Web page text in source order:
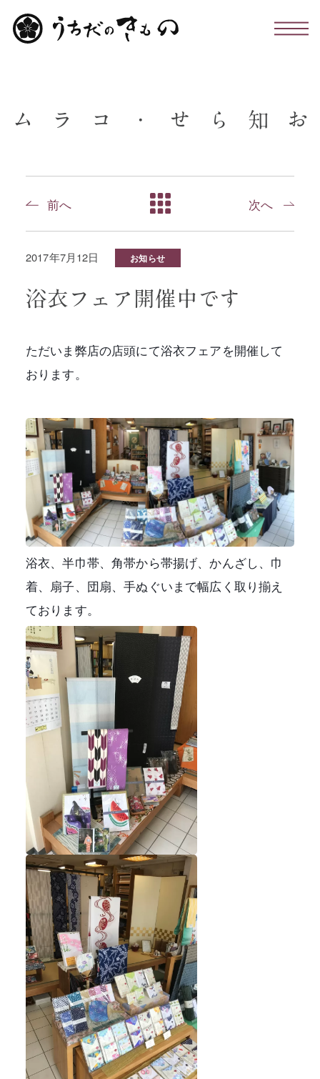
店舗のこと
お知らせ・コラム
特定商取引法に基づく表記
利用規約
お
知
ら
せ
・
コ
ラ
ム
前へ 次へ
2017年7月12日 お知らせ
浴衣フェア開催中です
ただいま弊店の店頭にて浴衣フェアを開催して
おります。
浴衣、半巾帯、角帯から帯揚げ、かんざし、巾
着、扇子、団扇、手ぬぐいまで幅広く取り揃え
ております。